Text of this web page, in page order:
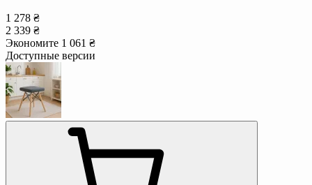
1 278 ₴
2 339 ₴
Экономите 1 061 ₴
Доступные версии